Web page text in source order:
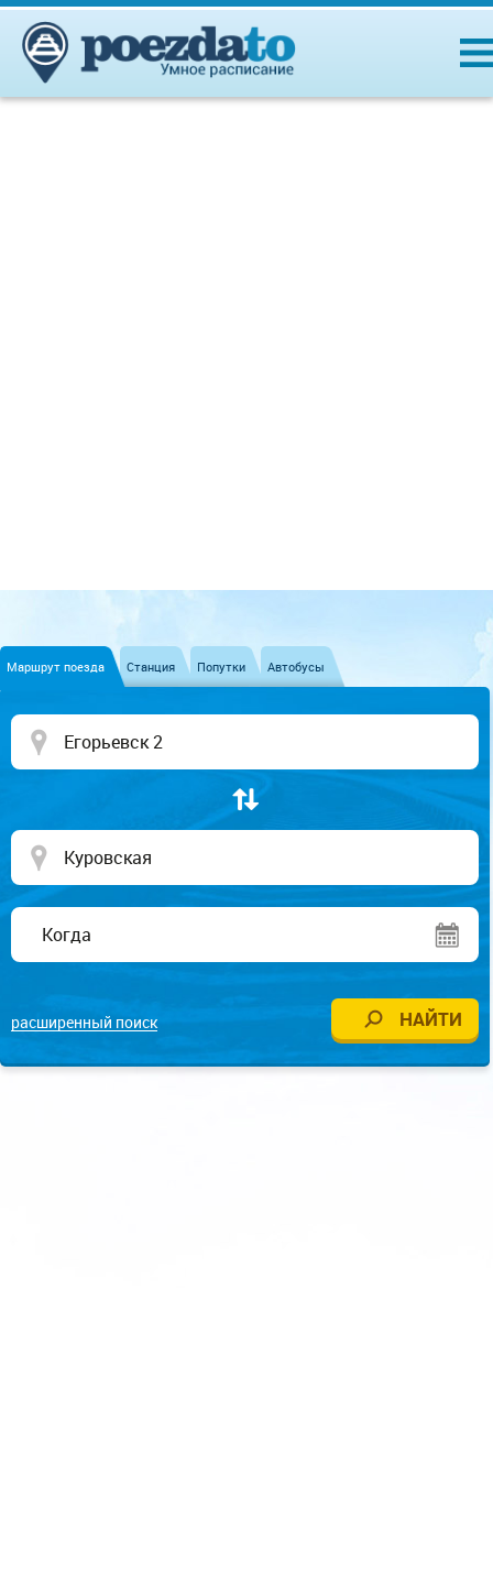
Маршрут поезда Станция Попутки Автобусы
расширенный поиск